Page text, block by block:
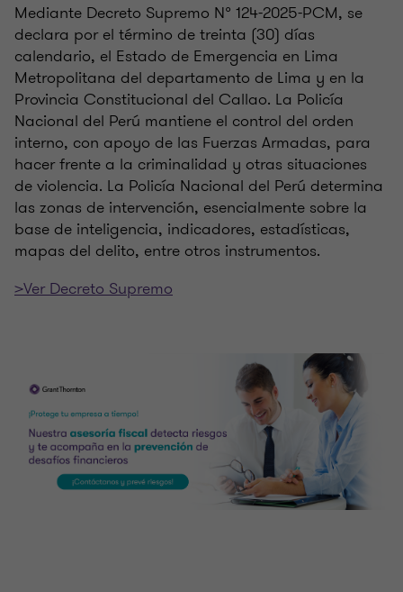
Mediante Decreto Supremo N° 124-2025-PCM, se
declara por el término de treinta (30) días
calendario, el Estado de Emergencia en Lima
Metropolitana del departamento de Lima y en la
Provincia Constitucional del Callao. La Policía
Nacional del Perú mantiene el control del orden
interno, con apoyo de las Fuerzas Armadas, para
hacer frente a la criminalidad y otras situaciones
de violencia. La Policía Nacional del Perú determina
las zonas de intervención, esencialmente sobre la
base de inteligencia, indicadores, estadísticas,
mapas del delito, entre otros instrumentos.
>Ver Decreto Supremo